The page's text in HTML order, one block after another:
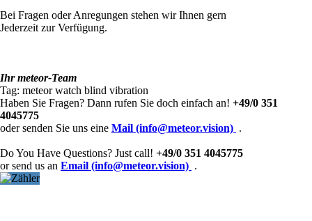
Bei Fragen oder Anregungen stehen wir Ihnen gern
Jederzeit zur Verfügung.
Ihr meteor-Team
Tag: meteorwatch blind vibration
Haben Sie Fragen? Dann rufen Sie doch einfach an! +49/0 351
4045775
oder senden Sie uns eine Mail (info@meteor.vision) .
Do You Have Questions? Just call! +49/0 351 4045775
or send us an Email (info@meteor.vision) .